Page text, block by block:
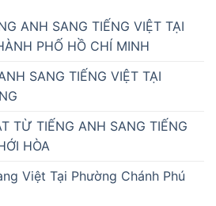
ANH SANG TIẾNG VIỆT TẠI
PHỐ HỒ CHÍ MINH
SANG TIẾNG VIỆT TẠI
TỪ TIẾNG ANH SANG TIẾNG
HÒA
Việt Tại Phường Chánh Phú